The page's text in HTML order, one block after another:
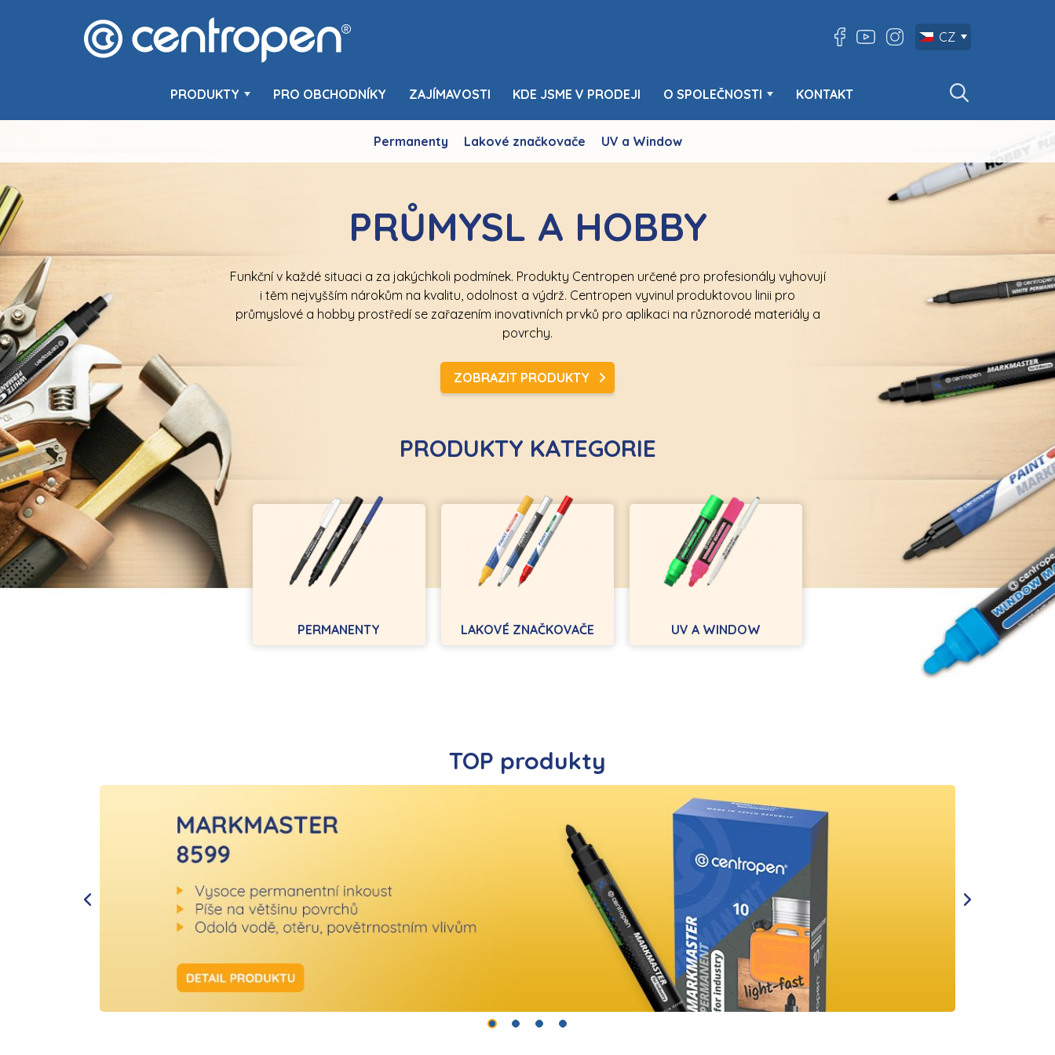
CZ
PRODUKTY PRO OBCHODNÍKY ZAJÍMAVOSTI KDE JSME V PRODEJI O SPOLEČNOSTI KONTAKT
Permanenty Lakové značkovače UV a Window
PRŮMYSL A HOBBY
Funkční v každé situaci a za jakýchkoli podmínek. Produkty Centropen určené pro profesionály vyhovují
i těm nejvyšším nárokům na kvalitu, odolnost a výdrž. Centropen vyvinul produktovou linii pro
průmyslové a hobby prostředí se zařazením inovativních prvků pro aplikaci na různorodé materiály a
povrchy.
ZOBRAZIT PRODUKTY
PRODUKTY KATEGORIE
PERMANENTY LAKOVÉ ZNAČKOVAČE UV A WINDOW
TOP produkty